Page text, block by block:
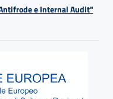
e Internal Audit"